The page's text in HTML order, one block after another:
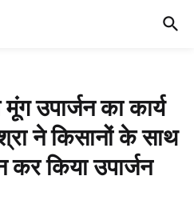
उपार्जन का कार्य
ने किसानों के साथ
किया उपार्जन